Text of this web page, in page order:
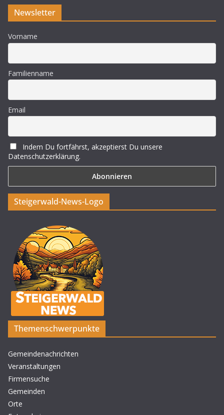
Newsletter
Vorname
Familienname
Email
Indem Du fortfährst, akzeptierst Du unsere
Datenschutzerklärung.
Steigerwald-News-Logo
Themenschwerpunkte
Gemeindenachrichten
Veranstaltungen
Firmensuche
Gemeinden
Orte